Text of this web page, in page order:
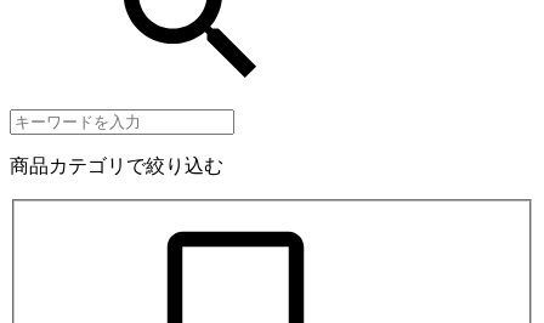
商品カテゴリで絞り込む